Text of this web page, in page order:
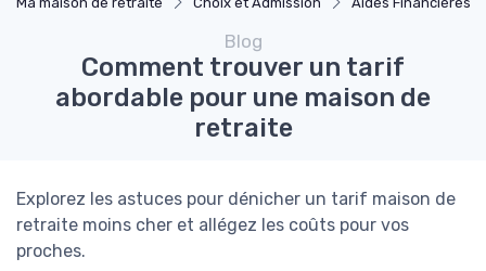
Blog
Comment trouver un tarif
abordable pour une maison de
retraite
Explorez les astuces pour dénicher un tarif maison de
retraite moins cher et allégez les coûts pour vos
proches.